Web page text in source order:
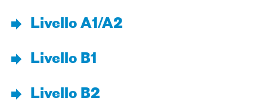
RECHERCHER
Livello A1/A2
Livello B1
Livello B2